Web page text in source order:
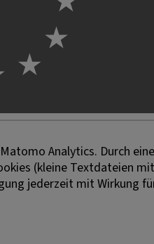
gewählt. Gemeint sind
Analytics. Durch
(kleine Textdateien
jederzeit mit Wirkung